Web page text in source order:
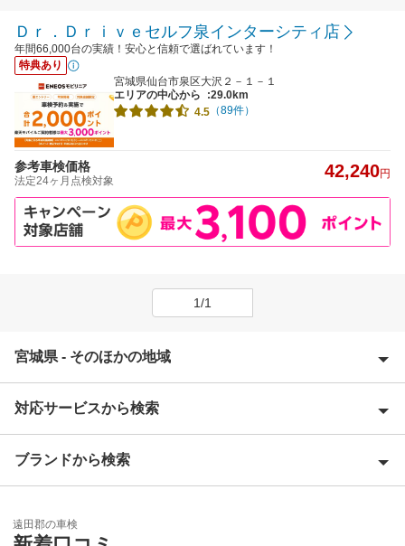
Ｄｒ．Ｄｒｉｖｅセルフ泉インターシティ店
年間66,000台の実績！安心と信頼で選ばれています！
特典あり
宮城県仙台市泉区大沢２－１－１
エリアの中心から
:29.0km
4.5 （89件）
参考車検価格
法定24ヶ月点検対象 42,240円
1/1
宮城県 - そのほかの地域
伊具郡
岩沼市
大崎市
対応サービスから検索
優良店
クレジットカードOK
ブランドから検索
遠田郡の車検